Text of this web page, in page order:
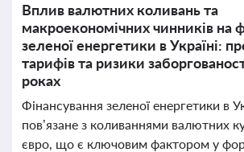
Вплив валютних коливань та
макроекономічних чинників на
зеленої енергетики в Україні:
тарифів та ризики
роках
Фінансування зеленої енергетики в
пов’язане з коливаннями валютних
євро, що є ключовим фактором у